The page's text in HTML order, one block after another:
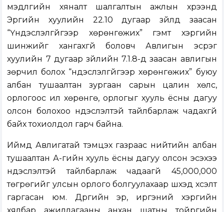
мэдүүлгийн хяналт шалгалтын ажлын хүрээнд
Эрүүгийн хуулийн 22.10 дугаар зүйлд заасан
“Үндэслэлгүйгээр хөрөнгөжих” гэмт хэргийн
шинжийг хангахгүй боловч Авлигын эсрэг
хуулийн 7 дугаар зүйлийн 7.1.8-д заасан авлигын
зөрчил болох “үндэслэлгүйгээр хөрөнгөжих” буюу
албан тушаалтан зургаан сарын цалин хөлс,
орлогоос илүү хөрөнгө, орлогыг хууль ёсны дагуу
олсон болохоо үндэслэлтэй тайлбарлаж чадахгүй
байх тохиолдол гарч байна.
Иймд Авлигатай тэмцэх газраас нийтийн албан
тушаалтан А-гийн хууль ёсны дагуу олсон эсэхээ
үндэслэлтэй тайлбарлаж чадаагүй 45,000,000
төгрөгийг улсын орлого болгуулахаар шүүхэд хүсэлт
гаргасан юм. Дүүргийн эрүү, иргэний хэргийн